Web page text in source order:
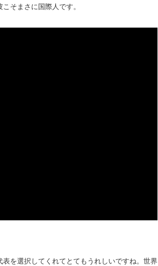
そまさに国際人です。
を選択してくれてとてもうれしいですね。世界